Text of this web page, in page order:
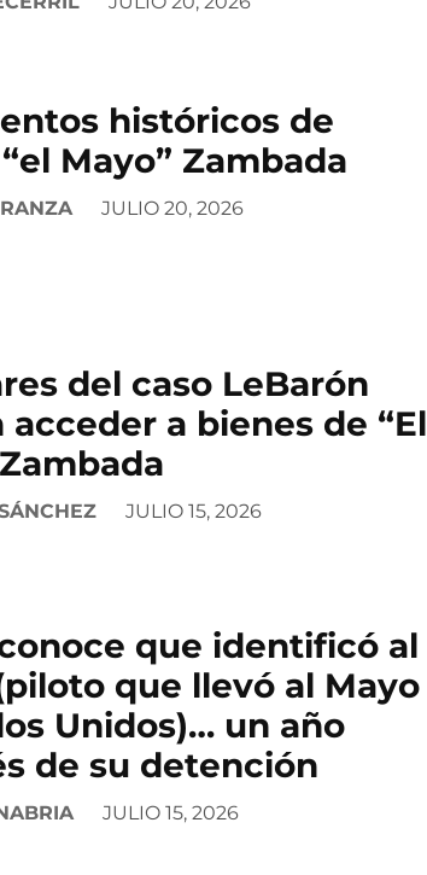
históricos de
Mayo” Zambada
JULIO 20, 2026
del caso LeBarón
acceder a bienes de “El
JULIO 15, 2026
que identificó al
que llevó al Mayo
Unidos)… un año
de su detención
JULIO 15, 2026